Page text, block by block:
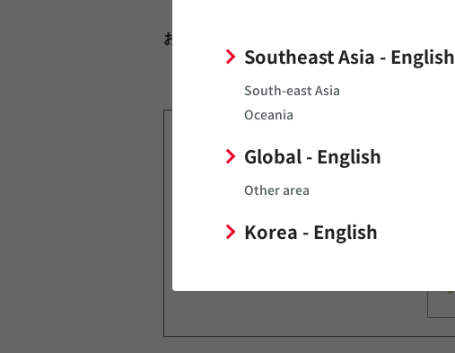
Southeast Asia - English
South-east Asia
Oceania
Global - English
Other area
Korea - English
お問い合わせ項目